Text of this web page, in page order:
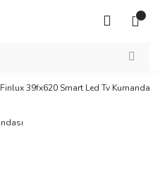
Finlux 39fx620 Smart Led Tv Kumandası